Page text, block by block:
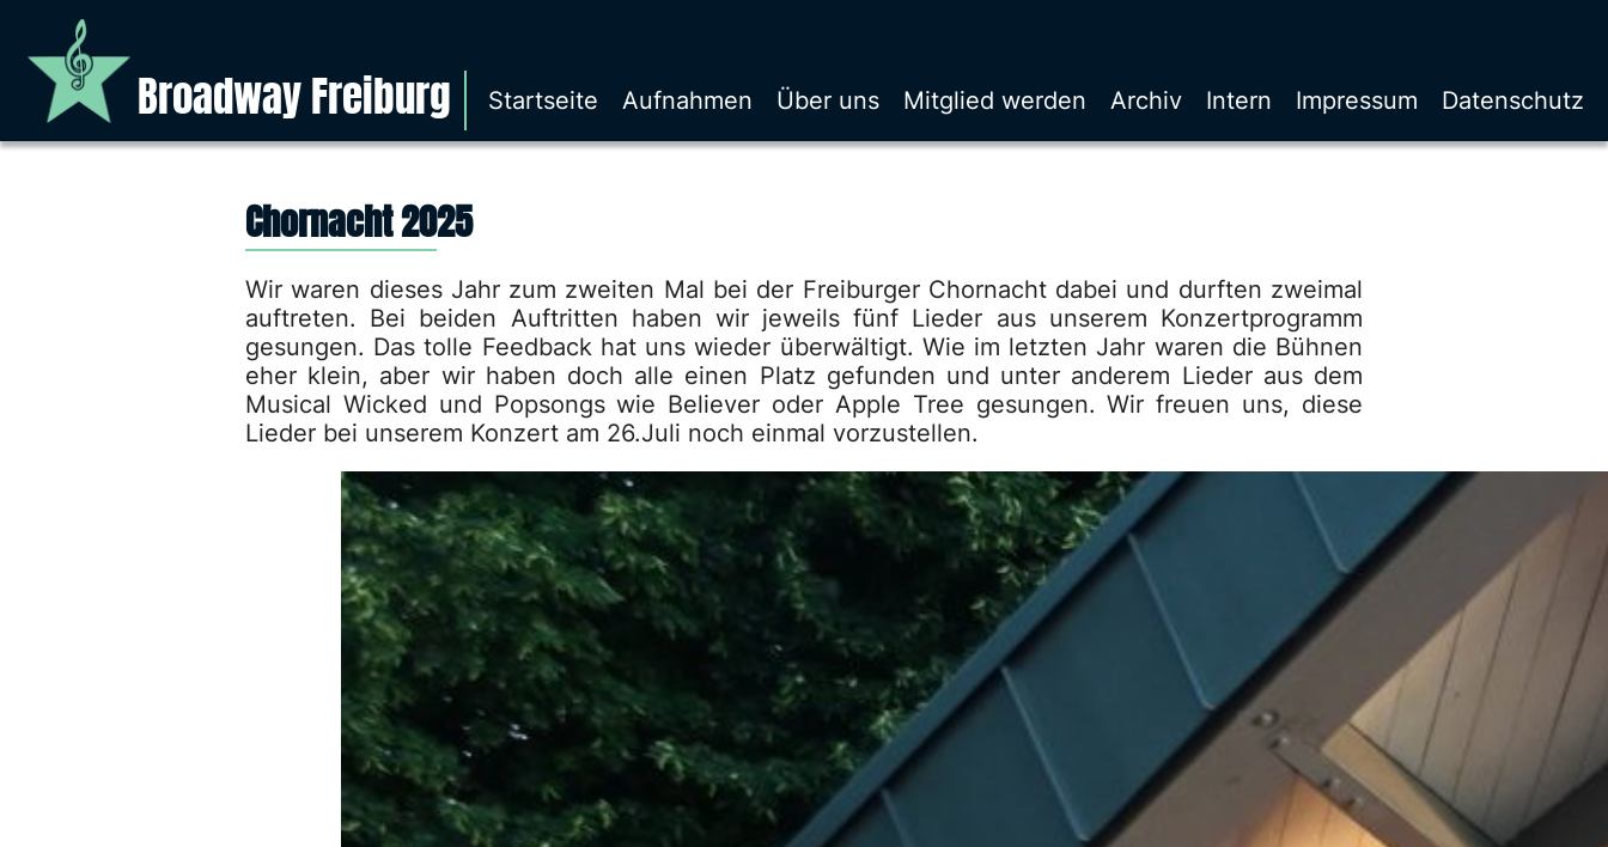
Broadway Freiburg Startseite Aufnahmen Über uns Mitglied werden Archiv Intern Impressum Datenschutz
Chornacht 2025
Wir waren dieses Jahr zum zweiten Mal bei der Freiburger Chornacht dabei und durften zweimal
auftreten. Bei beiden Auftritten haben wir jeweils fünf Lieder aus unserem Konzertprogramm
gesungen. Das tolle Feedback hat uns wieder überwältigt. Wie im letzten Jahr waren die Bühnen
eher klein, aber wir haben doch alle einen Platz gefunden und unter anderem Lieder aus dem
Musical Wicked und Popsongs wie Believer oder Apple Tree gesungen. Wir freuen uns, diese
Lieder bei unserem Konzert am 26.Juli noch einmal vorzustellen.